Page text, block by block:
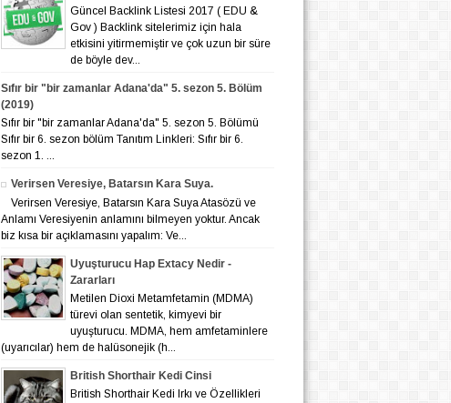
Güncel Backlink Listesi 2017 ( EDU &
Gov ) Backlink sitelerimiz için hala
etkisini yitirmemiştir ve çok uzun bir süre
de böyle dev...
Sıfır bir "bir zamanlar Adana'da" 5. sezon 5. Bölüm
(2019)
Sıfır bir "bir zamanlar Adana'da" 5. sezon 5. Bölümü
Sıfır bir 6. sezon bölüm Tanıtım Linkleri: Sıfır bir 6.
sezon 1. ...
Verirsen Veresiye, Batarsın Kara Suya.
Verirsen Veresiye, Batarsın Kara Suya Atasözü ve
Anlamı Veresiyenin anlamını bilmeyen yoktur. Ancak
biz kısa bir açıklamasını yapalım: Ve...
Uyuşturucu Hap Extacy Nedir -
Zararları
Metilen Dioxi Metamfetamin (MDMA)
türevi olan sentetik, kimyevi bir
uyuşturucu. MDMA, hem amfetaminlere
(uyarıcılar) hem de halüsonejik (h...
British Shorthair Kedi Cinsi
British Shorthair Kedi Irkı ve Özellikleri